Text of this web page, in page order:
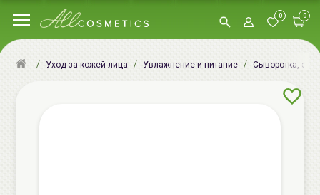
0 0
Уход за кожей лица Увлажнение и питание Сыворотка,